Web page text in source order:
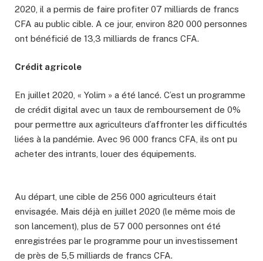
2020, il a permis de faire profiter 07 milliards de francs
CFA au public cible. A ce jour, environ 820 000 personnes
ont bénéficié de 13,3 milliards de francs CFA.
Crédit agricole
En juillet 2020, « Yolim » a été lancé. C’est un programme
de crédit digital avec un taux de remboursement de 0%
pour permettre aux agriculteurs d’affronter les difficultés
liées à la pandémie. Avec 96 000 francs CFA, ils ont pu
acheter des intrants, louer des équipements.
Au départ, une cible de 256 000 agriculteurs était
envisagée. Mais déjà en juillet 2020 (le même mois de
son lancement), plus de 57 000 personnes ont été
enregistrées par le programme pour un investissement
de près de 5,5 milliards de francs CFA.